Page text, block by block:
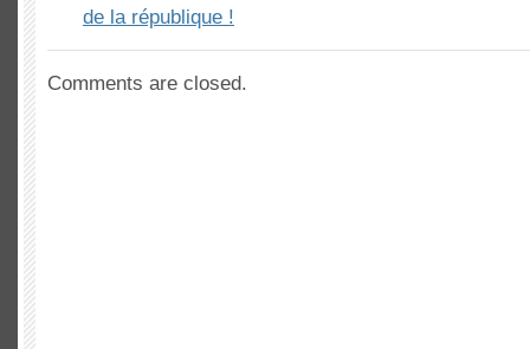
de la république !
Comments are closed.